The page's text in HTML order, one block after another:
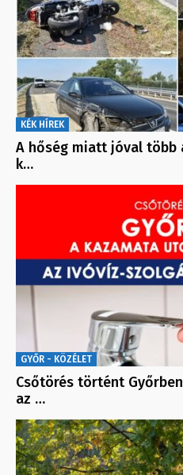
KÉK HÍREK
A hőség miatt jóval több
k…
GYŐR - KÖZÉLET
Csőtörés történt
az …